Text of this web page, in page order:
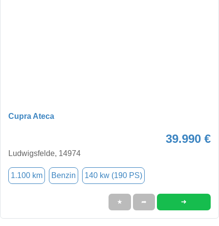
Cupra Ateca
39.990 €
Ludwigsfelde, 14974
1.100 km Benzin 140 kw (190 PS)
★ ➦ ➜